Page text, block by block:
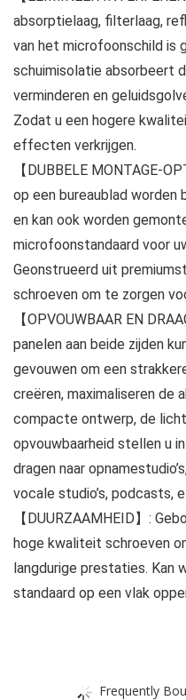
absorptielaag, filterlaag,
van het microfoonschild is
schuimisolatie absorbeert
verminderen en
Zodat u een hogere
effecten verkrijgen.
【DUBBELE MONTAGE-
op een bureaublad
en kan ook worden
microfoonstandaard voor
Geonstrueerd uit
schroeven om te zorgen
【OPVOUWBAAR EN
panelen aan beide zijden
gevouwen om een
creëren, maximaliseren de
compacte ontwerp, de
opvouwbaarheid stellen u
dragen naar
vocale studio’s, podcasts,
【DUURZAAMHEID】:
hoge kwaliteit schroeven
langdurige prestaties. Kan
standaard op een vlak
Frequently